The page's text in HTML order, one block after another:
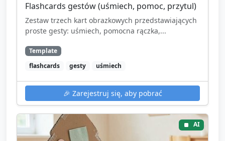
Flashcards gestów (uśmiech, pomoc, przytul)
Zestaw trzech kart obrazkowych przedstawiających
proste gesty: uśmiech, pomocna rączka,...
Template
flashcards
gesty uśmiech
🎉 Zarejestruj się, aby pobrać
AI